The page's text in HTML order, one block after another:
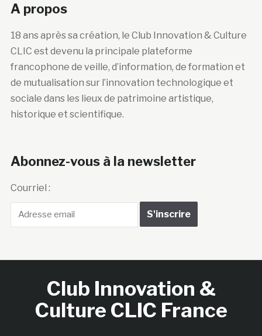
A propos
18 ans après sa création, le Club Innovation & Culture
CLIC est devenu la principale plateforme
francophone de veille, d’information, de formation et
de mutualisation sur l’innovation technologique et
sociale dans les lieux de patrimoine artistique,
historique et scientifique.
Abonnez-vous à la newsletter
Courriel :
Club Innovation &
Culture CLIC France